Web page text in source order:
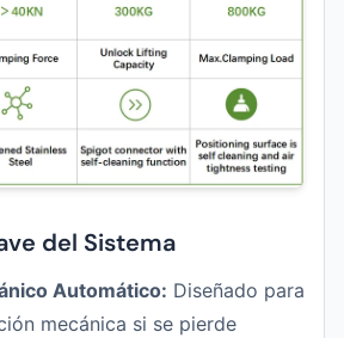
del Sistema
Automático: Diseñado para
mecánica si se pierde